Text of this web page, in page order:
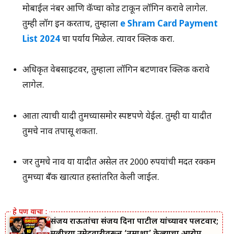
मोबाईल नंबर आणि कॅप्चा कोड टाकून लॉगिन करावे लागेल.
तुम्ही लॉग इन करताच, तुम्हाला e Shram Card Payment
List 2024चा पर्याय मिळेल. त्यावर क्लिक करा.
अधिकृत वेबसाइटवर, तुम्हाला लॉगिन बटणावर क्लिक करावे
लागेल.
आता त्याची यादी तुमच्यासमोर स्पष्टपणे येईल. तुम्ही या यादीत
तुमचे नाव तपासू शकता.
जर तुमचे नाव या यादीत असेल तर 2000 रुपयांची मदत रक्कम
तुमच्या बँक खात्यात हस्तांतरित केली जाईल.
संजय राऊतांचा संजय दिना पाटील यांच्यावर पलटवार;